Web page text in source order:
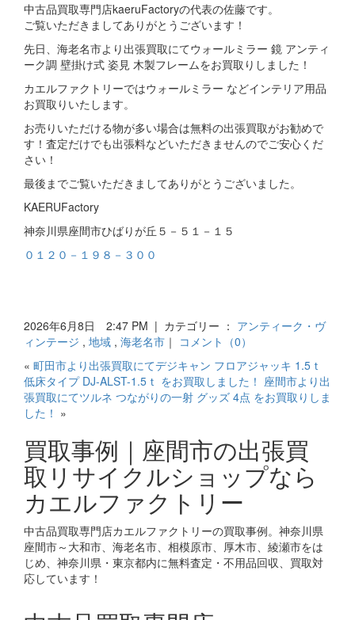
中古品買取専門店kaeruFactoryの代表の佐藤です。
ご覧いただきましてありがとうございます！
先日、海老名市より出張買取にてウォールミラー 鏡 アンティ
ーク調 壁掛け式 姿見 木製フレームをお買取りしました！
カエルファクトリーではウォールミラー などインテリア用品
お買取りいたします。
お売りいただける物が多い場合は無料の出張買取がお勧めで
す！査定だけでも出張料などいただきませんのでご安心くだ
さい！
最後までご覧いただきましてありがとうございました。
KAERUFactory
神奈川県座間市ひばりが丘５－５１－１５
０１２０－１９８－３００
2026年6月8日 2:47 PM | カテゴリー ： アンティーク・ヴ
ィンテージ , 地域 , 海老名市 ｜ コメント（0）
« 町田市より出張買取にてデジキャン フロアジャッキ 1.5ｔ
低床タイプ DJ-ALST-1.5ｔ をお買取しました！ 座間市より出
張買取にてツルネ つながりの一射 グッズ 4点 をお買取りしま
した！ »
買取事例｜座間市の出張買
取リサイクルショップなら
カエルファクトリー
中古品買取専門店カエルファクトリーの買取事例。神奈川県
座間市～大和市、海老名市、相模原市、厚木市、綾瀬市をは
じめ、神奈川県・東京都内に無料査定・不用品回収、買取対
応しています！